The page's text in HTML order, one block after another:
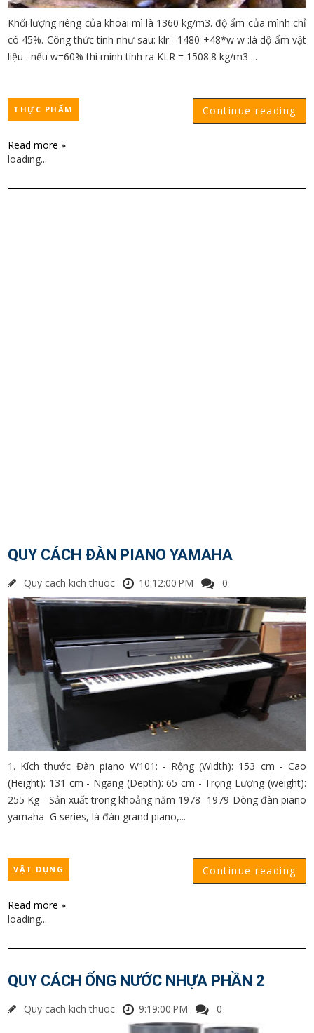
Khối lượng riêng của khoai mì là 1360 kg/m3. độ ẩm của mình chỉ
có 45%. Công thức tính như sau: klr =1480 +48*w w :là dộ ẩm vật
liệu . nếu w=60% thì mình tính ra KLR = 1508.8 kg/m3 ...
Continue reading
THỰC PHẨM
Read more »
loading...
QUY CÁCH ĐÀN PIANO YAMAHA
Quy cach kich thuoc 10:12:00 PM 0
1. Kích thước Đàn piano W101: - Rộng (Width): 153 cm - Cao
(Height): 131 cm - Ngang (Depth): 65 cm - Trọng Lượng (weight):
255 Kg - Sản xuất trong khoảng năm 1978 -1979 Dòng đàn piano
yamaha G series, là đàn grand piano,...
Continue reading
VẬT DỤNG
Read more »
loading...
QUY CÁCH ỐNG NƯỚC NHỰA PHẦN 2
Quy cach kich thuoc 9:19:00 PM 0